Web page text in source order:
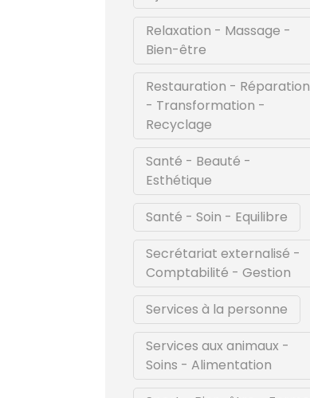
Relaxation - Massage -
Bien-être
Restauration - Réparation
- Transformation -
Recyclage
Santé - Beauté -
Esthétique
Santé - Soin - Equilibre
Secrétariat externalisé -
Comptabilité - Gestion
Services à la personne
Services aux animaux -
Soins - Alimentation